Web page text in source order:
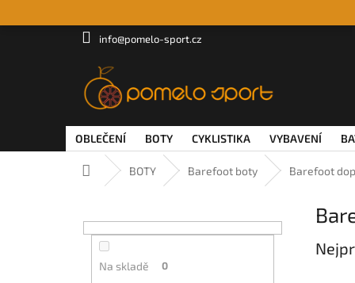
info@pomelo-sport.cz
OBLEČENÍ BOTY CYKLISTIKA VYBAVENÍ
Domů BOTY Barefoot boty Barefoot
Na skladě 0